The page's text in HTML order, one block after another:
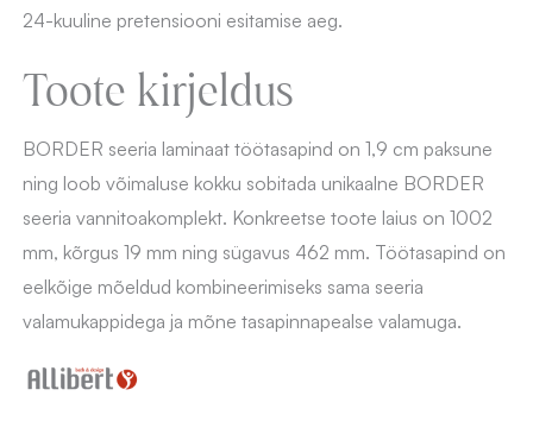
24-kuuline pretensiooni esitamise aeg.
Toote kirjeldus
BORDER seeria laminaat töötasapind on 1,9 cm paksune
ning loob võimaluse kokku sobitada unikaalne BORDER
seeria vannitoakomplekt. Konkreetse toote laius on 1002
mm, kõrgus 19 mm ning sügavus 462 mm. Töötasapind on
eelkõige mõeldud kombineerimiseks sama seeria
valamukappidega ja mõne tasapinnapealse valamuga.